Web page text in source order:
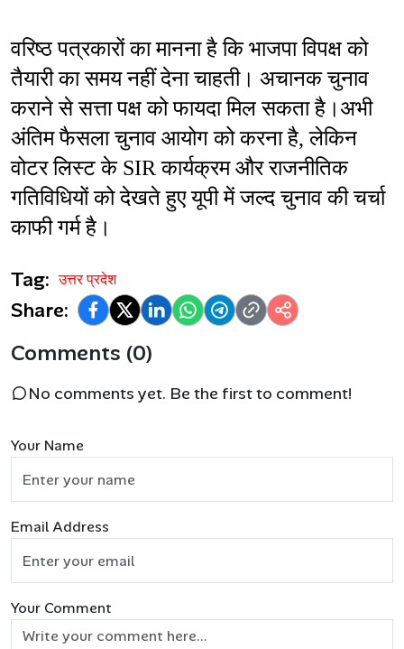
वरिष्ठ पत्रकारों का मानना है कि भाजपा विपक्ष को
तैयारी का समय नहीं देना चाहती। अचानक चुनाव
कराने से सत्ता पक्ष को फायदा मिल सकता है।अभी
अंतिम फैसला चुनाव आयोग को करना है, लेकिन
वोटर लिस्ट के SIR कार्यक्रम और राजनीतिक
गतिविधियों को देखते हुए यूपी में जल्द चुनाव की चर्चा
काफी गर्म है।
Tag: उत्तर प्रदेश
Share:
Comments (0)
No comments yet. Be the first to comment!
Your Name
Email Address
Your Comment